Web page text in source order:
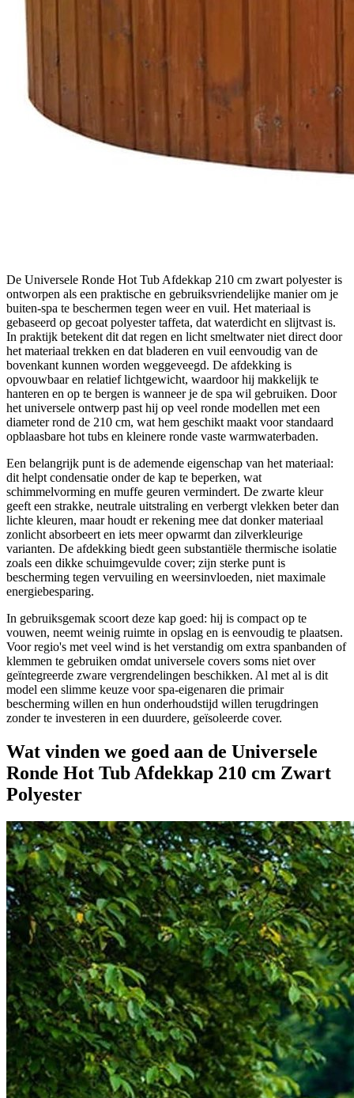
De Universele Ronde Hot Tub Afdekkap 210 cm zwart polyester is
ontworpen als een praktische en gebruiksvriendelijke manier om je
buiten-spa te beschermen tegen weer en vuil. Het materiaal is
gebaseerd op gecoat polyester taffeta, dat waterdicht en slijtvast is.
In praktijk betekent dit dat regen en licht smeltwater niet direct door
het materiaal trekken en dat bladeren en vuil eenvoudig van de
bovenkant kunnen worden weggeveegd. De afdekking is
opvouwbaar en relatief lichtgewicht, waardoor hij makkelijk te
hanteren en op te bergen is wanneer je de spa wil gebruiken. Door
het universele ontwerp past hij op veel ronde modellen met een
diameter rond de 210 cm, wat hem geschikt maakt voor standaard
opblaasbare hot tubs en kleinere ronde vaste warmwaterbaden.
Een belangrijk punt is de ademende eigenschap van het materiaal:
dit helpt condensatie onder de kap te beperken, wat
schimmelvorming en muffe geuren vermindert. De zwarte kleur
geeft een strakke, neutrale uitstraling en verbergt vlekken beter dan
lichte kleuren, maar houdt er rekening mee dat donker materiaal
zonlicht absorbeert en iets meer opwarmt dan zilverkleurige
varianten. De afdekking biedt geen substantiële thermische isolatie
zoals een dikke schuimgevulde cover; zijn sterke punt is
bescherming tegen vervuiling en weersinvloeden, niet maximale
energiebesparing.
In gebruiksgemak scoort deze kap goed: hij is compact op te
vouwen, neemt weinig ruimte in opslag en is eenvoudig te plaatsen.
Voor regio's met veel wind is het verstandig om extra spanbanden of
klemmen te gebruiken omdat universele covers soms niet over
geïntegreerde zware vergrendelingen beschikken. Al met al is dit
model een slimme keuze voor spa-eigenaren die primair
bescherming willen en hun onderhoudstijd willen terugdringen
zonder te investeren in een duurdere, geïsoleerde cover.
Wat vinden we goed aan de Universele
Ronde Hot Tub Afdekkap 210 cm Zwart
Polyester